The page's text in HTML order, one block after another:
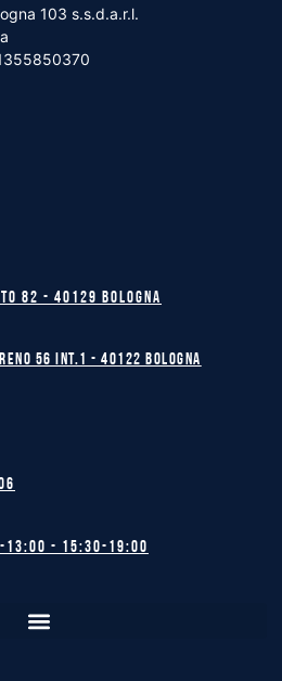
103 s.s.d.a.r.l.
82 - 40129 BOLOGNA
56 int.1 - 40122 BOLOGNA
- 15:30-19:00